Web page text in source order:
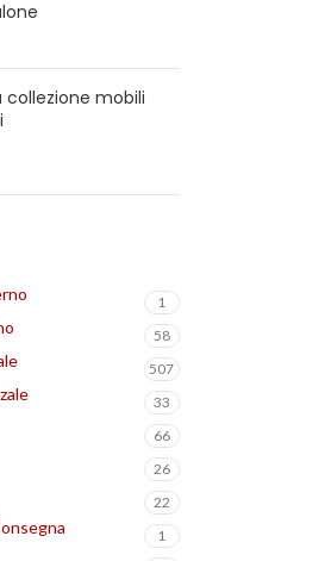
collezione mobili
1
58
507
33
66
26
22
1